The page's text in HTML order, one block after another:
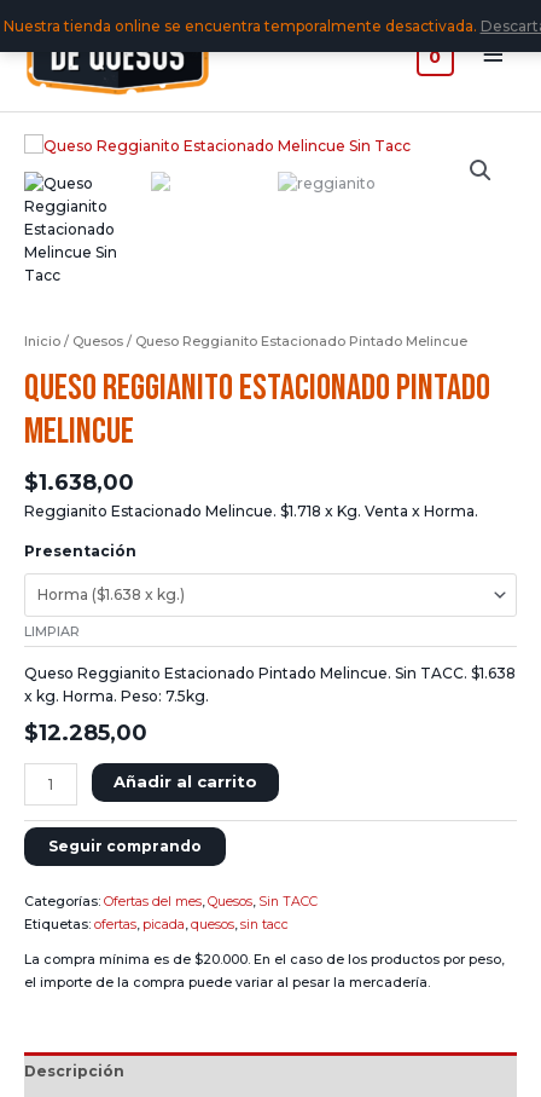
0
Inicio / Quesos / Queso Reggianito Estacionado Pintado Melincue
Queso Reggianito Estacionado Pintado
Melincue
$1.638,00
Reggianito Estacionado Melincue. $1.718 x Kg. Venta x Horma.
Presentación
LIMPIAR
Queso Reggianito Estacionado Pintado Melincue. Sin TACC. $1.638
x kg. Horma. Peso: 7.5kg.
$12.285,00
Añadir al carrito
Seguir comprando
Categorías: Ofertas del mes,Quesos, Sin TACC
Etiquetas: ofertas, picada,quesos,sin tacc
La compra mínima es de $20.000. En el caso de los productos por peso,
el importe de la compra puede variar al pesar la mercadería.
Descripción
Nuestra tienda online se encuentra temporalmente desactivada.